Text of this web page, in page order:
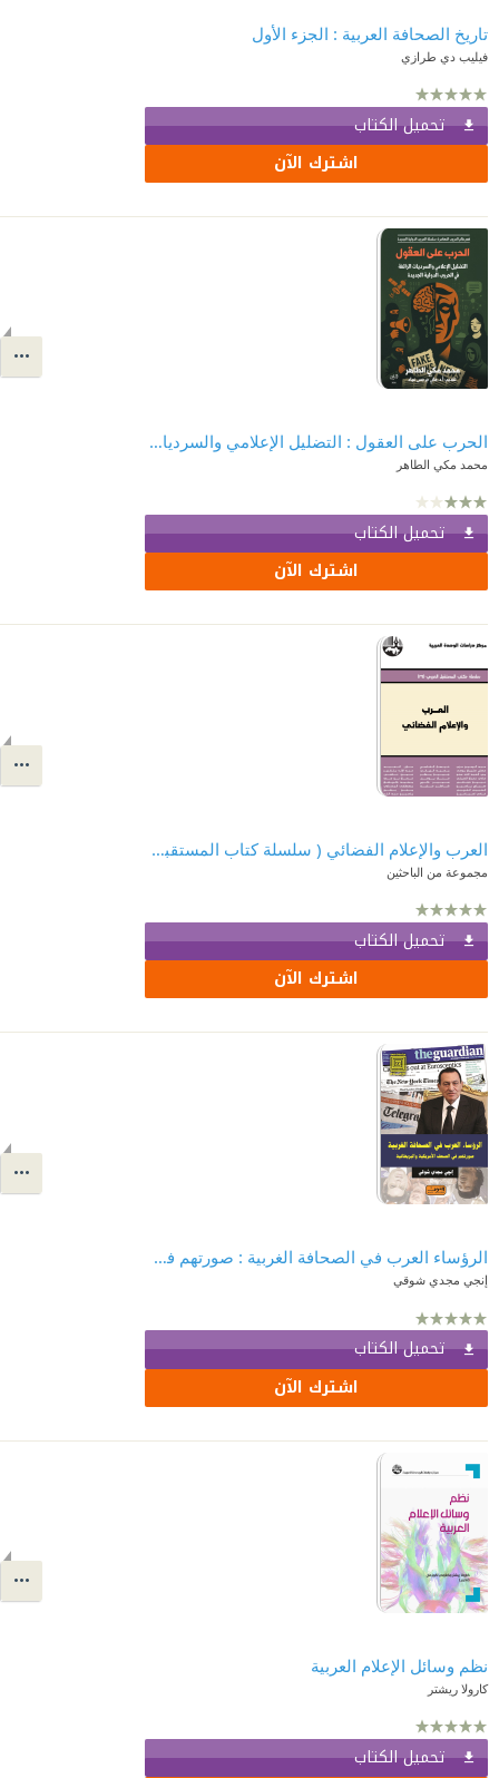
تاريخ الصحافة العربية : الجزء الأول
فيليب دي طرازي
تحميل الكتاب
اشترك الآن
الحرب على العقول : التضليل الإعلامي والسرديات الزائفة في الحروب الدولية الجديدة
محمد مكي الطاهر
تحميل الكتاب
اشترك الآن
العرب والإعلام الفضائي ( سلسلة كتاب المستقبل العربي )
مجموعة من الباحثين
تحميل الكتاب
اشترك الآن
الرؤساء العرب في الصحافة الغربية : صورتهم في الصحف الأمريكية والبريطانية
إنجي مجدي شوقي
تحميل الكتاب
اشترك الآن
نظم وسائل الإعلام العربية
كارولا ريشتر
تحميل الكتاب